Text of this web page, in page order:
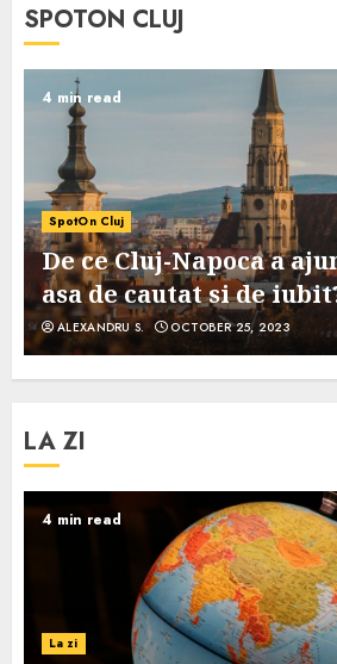
SPOTON CLUJ
4 min read
SpotOn Cluj
De ce Cluj-Napoca a
asa de cautat si de
ALEXANDRU S. OCTOBER 25, 2023
LA ZI
4 min read
La zi